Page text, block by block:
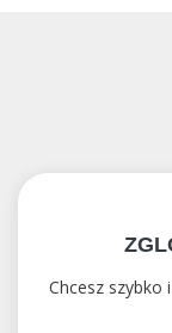
Chcesz szybko